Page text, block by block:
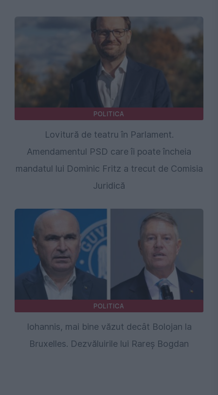
POLITICA
Lovitură de teatru în Parlament.
Amendamentul PSD care îi poate încheia
mandatul lui Dominic Fritz a trecut de Comisia
Juridică
POLITICA
Iohannis, mai bine văzut decât Bolojan la
Bruxelles. Dezvăluirile lui Rareș Bogdan